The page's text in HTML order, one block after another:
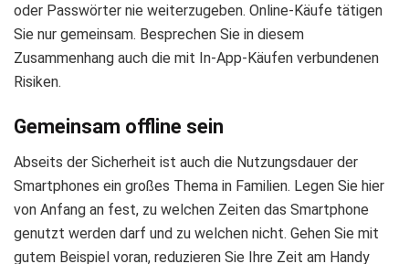
oder Passwörter nie weiterzugeben. Online-Käufe tätigen
Sie nur gemeinsam. Besprechen Sie in diesem
Zusammenhang auch die mit In-App-Käufen verbundenen
Risiken.
Gemeinsam offline sein
Abseits der Sicherheit ist auch die Nutzungsdauer der
Smartphones ein großes Thema in Familien. Legen Sie hier
von Anfang an fest, zu welchen Zeiten das Smartphone
genutzt werden darf und zu welchen nicht. Gehen Sie mit
gutem Beispiel voran, reduzieren Sie Ihre Zeit am Handy